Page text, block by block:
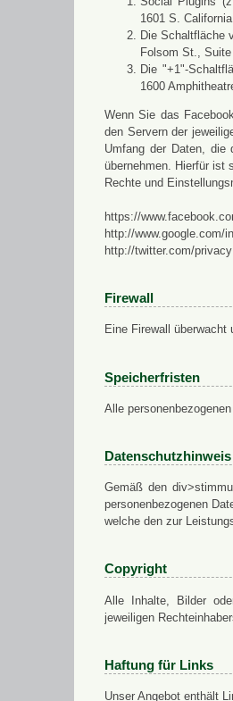
1601 S.
Die Schaltfläche
Folsom St.,
Die "+1"-
1600
Wenn Sie das
den Servern der
Umfang der Daten, die
übernehmen. Hierfür ist
Rechte und
https://
http://www.google.com/
http://twitter.com/privacy
Firewall
Eine Firewall
Speicherfristen
Alle
Datenschutzhinweis
Gemäß den
personenbezogenen
welche den zur
Copyright
Alle Inhalte, Bilder
jeweiligen
Haftung für Links
Unser Angebot enthält